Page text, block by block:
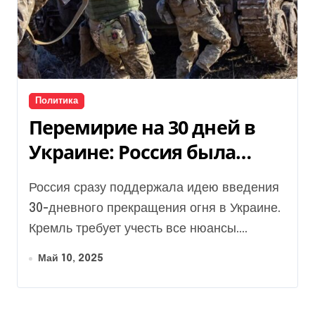
Политика
Перемирие на 30 дней в
Украине: Россия была
согласна изначально
Россия сразу поддержала идею введения
30-дневного прекращения огня в Украине.
Кремль требует учесть все нюансы....
Май 10, 2025